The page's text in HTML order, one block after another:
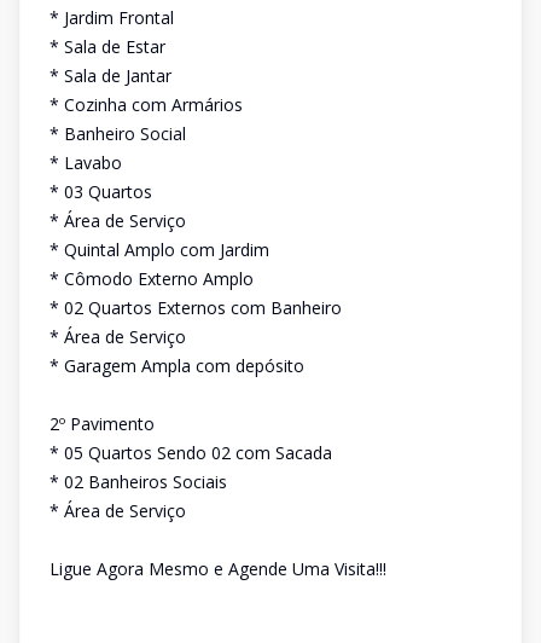
* Jardim Frontal
* Sala de Estar
* Sala de Jantar
* Cozinha com Armários
* Banheiro Social
* Lavabo
* 03 Quartos
* Área de Serviço
* Quintal Amplo com Jardim
* Cômodo Externo Amplo
* 02 Quartos Externos com Banheiro
* Área de Serviço
* Garagem Ampla com depósito
2º Pavimento
* 05 Quartos Sendo 02 com Sacada
* 02 Banheiros Sociais
* Área de Serviço
Ligue Agora Mesmo e Agende Uma Visita!!!